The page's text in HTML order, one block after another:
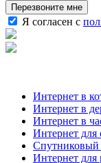
Перезвоните мне
Я согласен с
Интернет в
Интернет в
Интернет в
Интернет для
Спутниковый
Интернет для